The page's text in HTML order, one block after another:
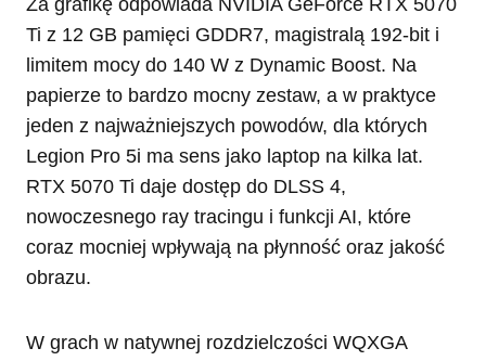
Za grafikę odpowiada NVIDIA GeForce RTX 5070
Ti z 12 GB pamięci GDDR7, magistralą 192-bit i
limitem mocy do 140 W z Dynamic Boost. Na
papierze to bardzo mocny zestaw, a w praktyce
jeden z najważniejszych powodów, dla których
Legion Pro 5i ma sens jako laptop na kilka lat.
RTX 5070 Ti daje dostęp do DLSS 4,
nowoczesnego ray tracingu i funkcji AI, które
coraz mocniej wpływają na płynność oraz jakość
obrazu.
W grach w natywnej rozdzielczości WQXGA